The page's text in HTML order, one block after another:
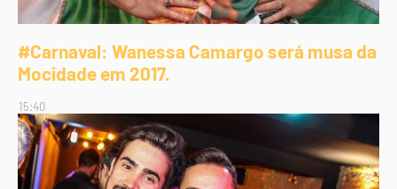
#Carnaval: Wanessa Camargo será musa da
Mocidade em 2017.
15:40